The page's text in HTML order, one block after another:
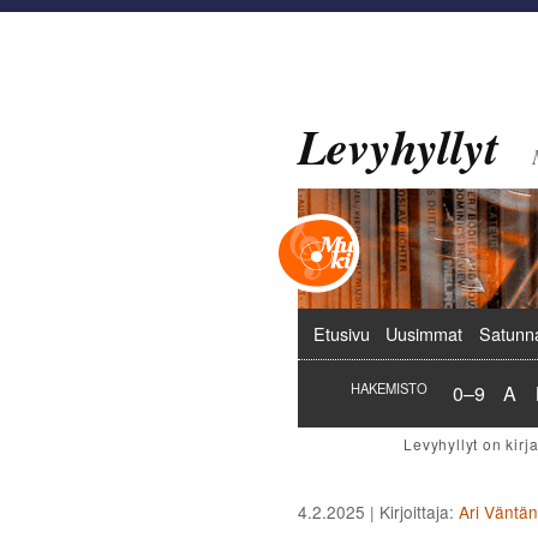
Levyhyllyt
Päävalikko
Etusivu Uusimmat
HAKEMISTO 0–9 A
4.2.2025 | Kirjoittaja: Ari